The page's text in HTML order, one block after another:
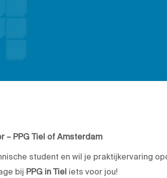
– PPG Tiel of Amsterdam
student en wil je praktijkervaring
bij PPG in Tiel iets voor jou!